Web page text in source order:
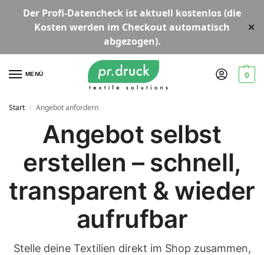
Der Profi-Datencheck ist aktuell kostenlos(die
Kosten werden im Checkout automatisch
abgezogen).
✕
MENÜ 0
Start / Angebot anfordern
Angebot selbst
erstellen – schnell,
transparent & wieder
aufrufbar
Stelle deine Textilien direkt im Shop zusammen,